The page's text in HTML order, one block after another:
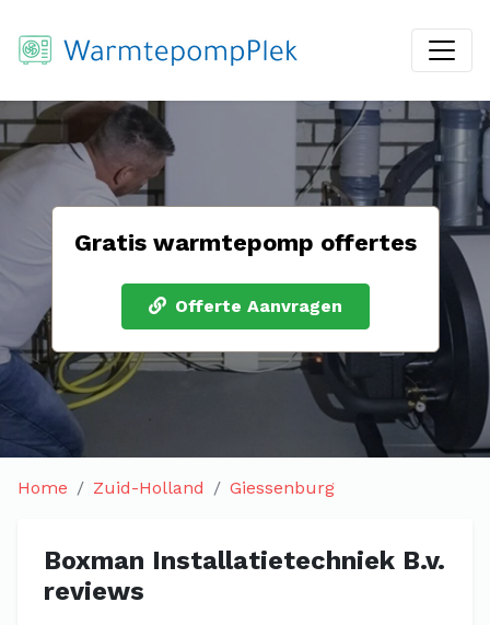
Gratis warmtepomp offertes
Offerte Aanvragen
Home Zuid-Holland Giessenburg
Boxman Installatietechniek B.v.
reviews